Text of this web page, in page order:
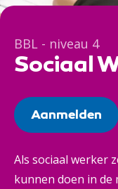
BBL - niveau 4
Sociaal
Aanmelden
Als sociaal werker
kunnen doen in de